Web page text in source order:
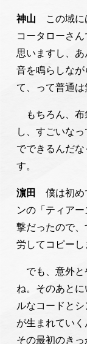
神山
この域
コータローさ
思いますし、
音を鳴らしな
て、って普通は
もちろん、布
し、すごいな
でできるんだ
す。
濵田
僕は初め
ンの「ティア
撃だったので
労してコピーし
でも、意外と
ね。そのあと
ルなコードと
が生まれていく
その最初のきっ